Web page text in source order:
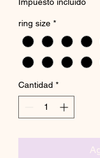
ring size *
Cantidad *